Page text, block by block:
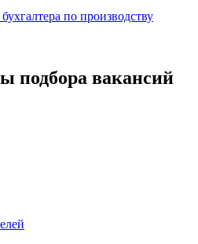
по производству
подбора вакансий